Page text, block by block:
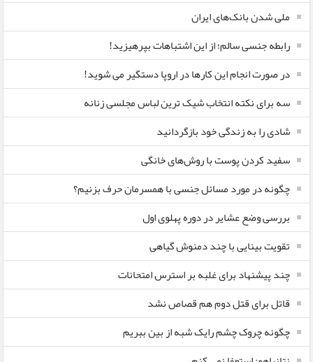
ملی شدن بانک‌های ایران
رابطه جنسی سالم؛ از این اشتباهات بپرهیزید!
در صورت انجام این کارها در اروپا دستگیر می شوید!
سه برای نکته انتخاب شیک ترین لباس مجلسی زنانه
شادی را به زندگی خود بازگردانید
سفید کردن پوست با روش‌های خانگی
چگونه در مورد مسائل جنسی با همسرمان حرف بزنیم؟
بررسی وضع عشایر در دوره پهلوی اول
تقویت بینایی با چند دمنوش گیاهی
چند پیشنهاد برای غلبه بر استرس امتحانات
قاتل برای قتل دوم هم قصاص نشد
چگونه چروک چشم رایک شبه از بین ببریم